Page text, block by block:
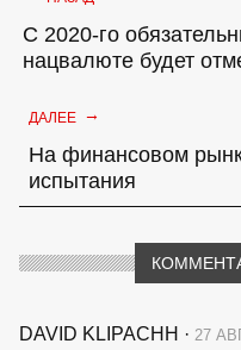
С 2020-го
нацвалюте будет
ДАЛЕЕ →
На финансовом
испытания
DAVID KLIPACHH · 27